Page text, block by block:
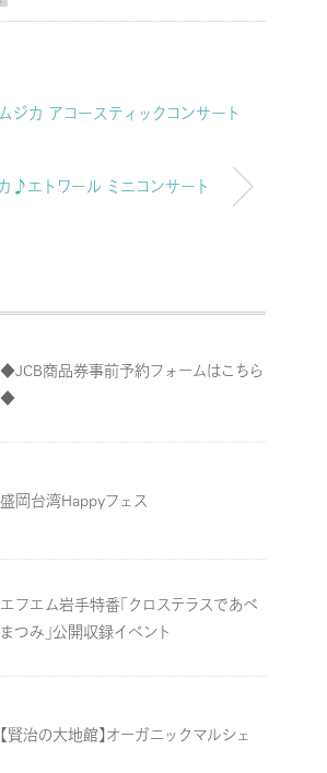
ジカ アコースティックコンサート
♪エトワール ミニコンサート
◆JCB商品券事前予約フォームはこちら
◆
盛岡台湾Happyフェス
エフエム岩手特番「クロステラスであべ
まつみ」公開収録イベント
【賢治の大地館】オーガニックマルシェ